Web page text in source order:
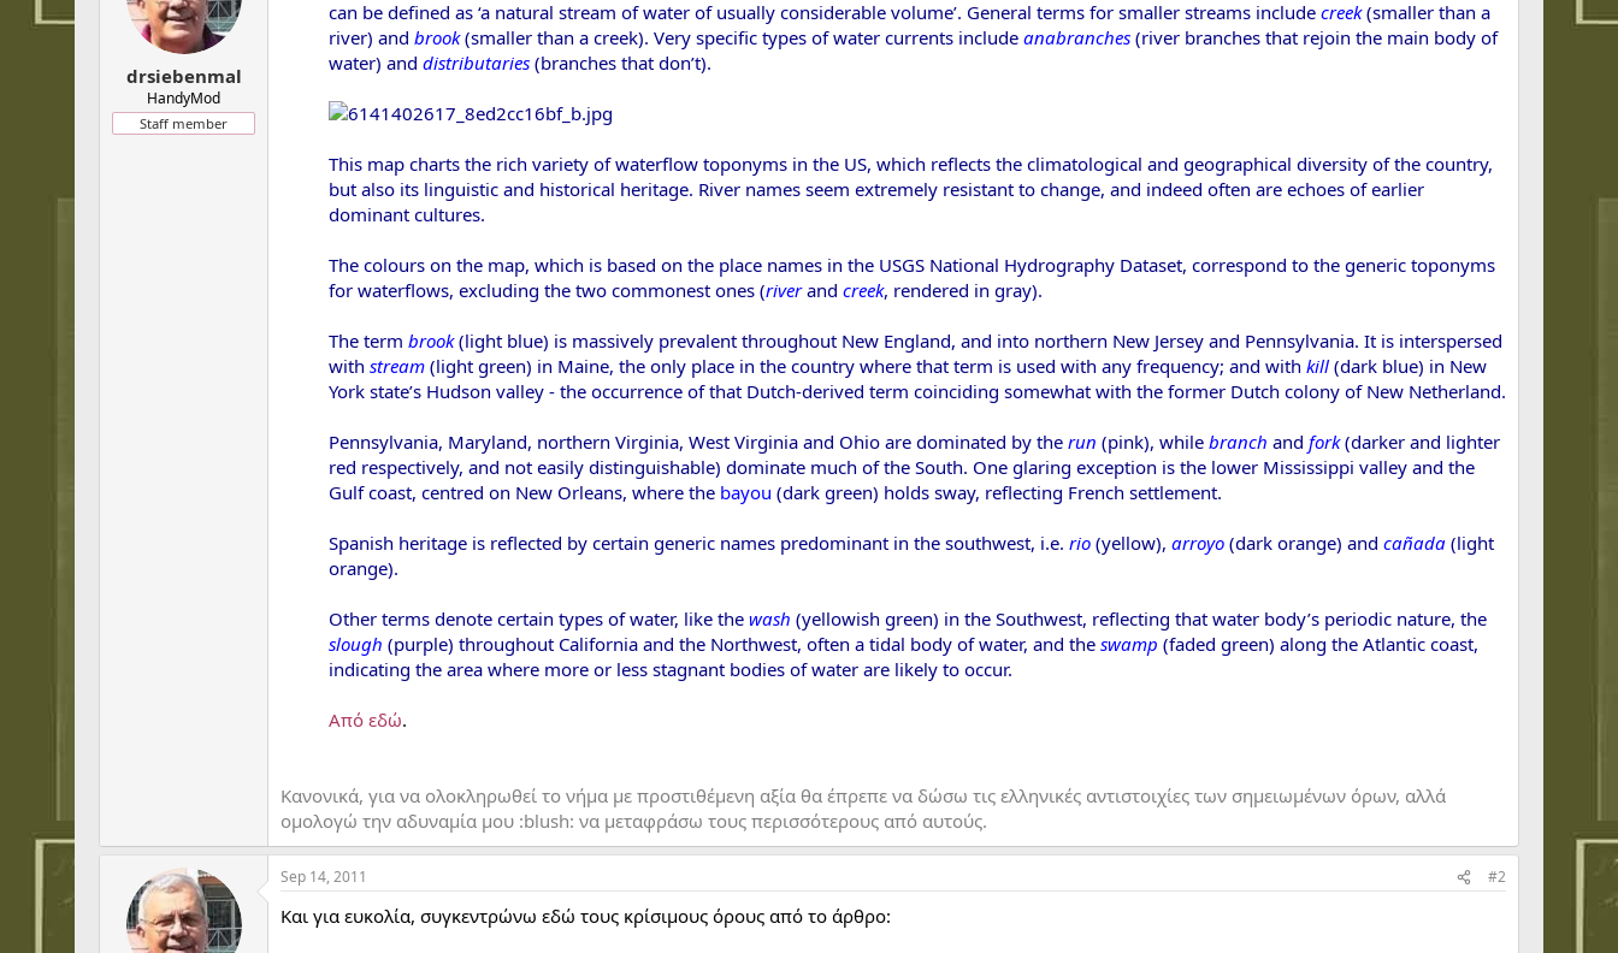
t
e
d
e
drsiebenmal
HandyMod
Staff member
can be defined as ‘a natural stream of water of usually considerable volume’. General terms for smaller streams include creek(smaller than a
river) and brook(smaller than a creek). Very specific types of water currents include anabranches (river branches that rejoin the main body of
water) and distributaries (branches that don’t).
This map charts the rich variety of waterflow toponyms in the US, which reflects the climatological and geographical diversity of the country,
but also its linguistic and historical heritage. River names seem extremely resistant to change, and indeed often are echoes of earlier
dominant cultures.
The colours on the map, which is based on the place names in the USGS National Hydrography Dataset, correspond to the generic toponyms
for waterflows, excluding the two commonest ones (riverand creek, rendered in gray).
The term brook(light blue) is massively prevalent throughout New England, and into northern New Jersey and Pennsylvania. It is interspersed
with stream (light green) in Maine, the only place in the country where that term is used with any frequency; and with kill (dark blue) in New
York state’s Hudson valley - the occurrence of that Dutch-derived term coinciding somewhat with the former Dutch colony of New Netherland.
Pennsylvania, Maryland, northern Virginia, West Virginia and Ohio are dominated by the run (pink), while branch and fork(darker and lighter
red respectively, and not easily distinguishable) dominate much of the South. One glaring exception is the lower Mississippi valley and the
Gulf coast, centred on New Orleans, where the bayou (dark green) holds sway, reflecting French settlement.
Spanish heritage is reflected by certain generic names predominant in the southwest, i.e. rio (yellow), arroyo (dark orange) and cañada (light
orange).
Other terms denote certain types of water, like the wash (yellowish green) in the Southwest, reflecting that water body’s periodic nature, the
slough (purple) throughout California and the Northwest, often a tidal body of water, and the swamp (faded green) along the Atlantic coast,
indicating the area where more or less stagnant bodies of water are likely to occur.
Από εδώ.​
Κανονικά, για να ολοκληρωθεί το νήμα με προστιθέμενη αξία θα έπρεπε να δώσω τις ελληνικές αντιστοιχίες των σημειωμένων όρων, αλλά
ομολογώ την αδυναμία μου :blush: να μεταφράσω τους περισσότερους από αυτούς.
Sep 14, 2011 #2
Και για ευκολία, συγκεντρώνω εδώ τους κρίσιμους όρους από το άρθρο: